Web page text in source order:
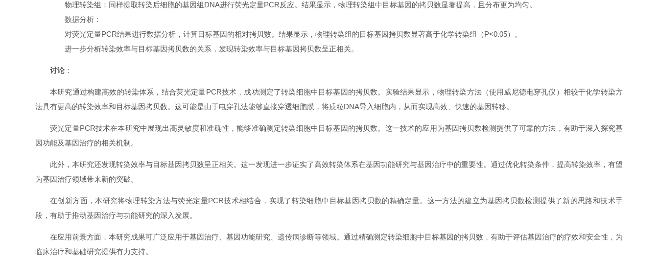
物理转染组：同样提取转染后细胞的基因组DNA进行荧光定量PCR反应。结果显示，物理转染组中目标基因的拷贝数显著提高，且分布更为均匀。
数据分析 ：
对荧光定量PCR结果进行数据分析，计算目标基因的相对拷贝数。结果显示，物理转染组的目标基因拷贝数显著高于化学转染组（P<0.05）。
进一步分析转染效率与目标基因拷贝数的关系，发现转染效率与目标基因拷贝数呈正相关。
讨论：
本研究通过构建高效的转染体系，结合荧光定量PCR技术，成功测定了转染细胞中目标基因的拷贝数。实验结果显示，物理转染方法（使用威尼德电穿孔仪）相较于化学转染方
法具有更高的转染效率和目标基因拷贝数。这可能是由于电穿孔法能够直接穿透细胞膜，将质粒DNA导入细胞内，从而实现高效、快速的基因转移。
荧光定量PCR技术在本研究中展现出高灵敏度和准确性，能够准确测定转染细胞中目标基因的拷贝数。这一技术的应用为基因拷贝数检测提供了可靠的方法，有助于深入探究基
因功能及基因治疗的相关机制。
此外，本研究还发现转染效率与目标基因拷贝数呈正相关。这一发现进一步证实了高效转染体系在基因功能研究与基因治疗中的重要性。通过优化转染条件，提高转染效率，有望
为基因治疗领域带来新的突破。
在创新方面，本研究将物理转染方法与荧光定量PCR技术相结合，实现了转染细胞中目标基因拷贝数的精确定量。这一方法的建立为基因拷贝数检测提供了新的思路和技术手
段，有助于推动基因治疗与功能研究的深入发展。
在应用前景方面，本研究成果可广泛应用于基因治疗、基因功能研究、遗传病诊断等领域。通过精确测定转染细胞中目标基因的拷贝数，有助于评估基因治疗的疗效和安全性，为
临床治疗和基础研究提供有力支持。